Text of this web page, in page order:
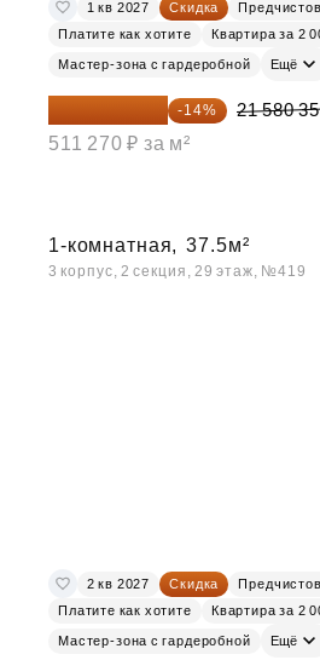
1 кв 2027 Скидка
Платите как хотите
Квартира за 2
Мастер-зона с гардеробной Ещё
18 559 101 ₽ -14%
21 580
511 270 ₽ за м²
1-комнатная, 37.5м²
3 корпус, 2 секция, 29 этаж, №419
2 кв 2027 Скидка
Платите как хотите
Квартира за 2
Мастер-зона с гардеробной Ещё